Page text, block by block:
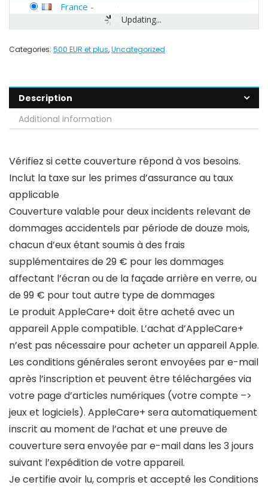
Updating...
France -
Categories: 500 EUR et plus,Uncategorized
Description
Additional information
Vérifiez si cette couverture répond à vos besoins.
Inclut la taxe sur les primes d’assurance au taux
applicable
Couverture valable pour deux incidents relevant de
dommages accidentels par période de douze mois,
chacun d’eux étant soumis à des frais
supplémentaires de 29 € pour les dommages
affectant l’écran ou de la façade arrière en verre, ou
de 99 € pour tout autre type de dommages
Le produit AppleCare+ doit être acheté avec un
appareil Apple compatible. L’achat d’AppleCare+
n’est pas nécessaire pour acheter un appareil Apple.
Les conditions générales seront envoyées par e-mail
après l’inscription et peuvent être téléchargées via
votre page d’articles numériques (votre compte –>
jeux et logiciels). AppleCare+ sera automatiquement
inscrit au moment de l’achat et une preuve de
couverture sera envoyée par e-mail dans les 3 jours
suivant l’expédition de votre appareil.
Je certifie avoir lu, compris et accepté les Conditions